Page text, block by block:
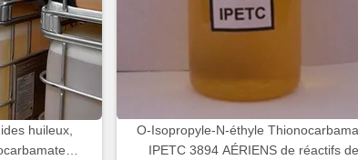
huileux,
O-Isopropyle-N-éthyle
IPETC 3894 AÉRIENS de réactifs de